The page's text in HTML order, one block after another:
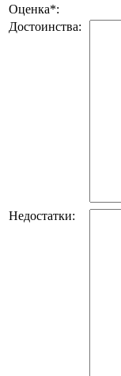
Оценка*:
Достоинства:
Недостатки: